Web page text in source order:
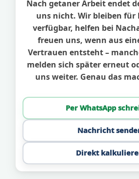
Nach getaner Arbeit endet
uns nicht. Wir bleiben für
verfügbar, helfen bei
freuen uns, wenn aus
Vertrauen entsteht –
melden sich später erneut
uns weiter. Genau das
Per WhatsApp
Nachricht
Direkt